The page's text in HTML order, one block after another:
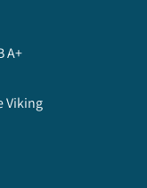
A+
Viking